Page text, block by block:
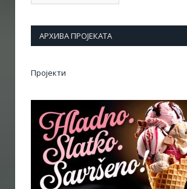
АРХИВА ПРОЈЕКАТА
Пројекти